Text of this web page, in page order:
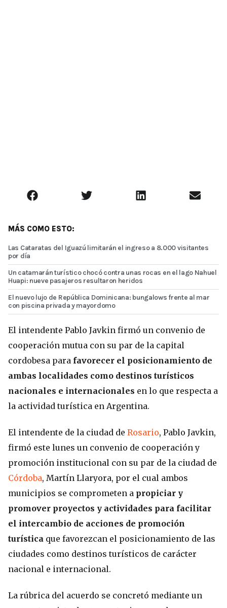
MÁS COMO ESTO:
Las Cataratas del Iguazú limitarán el ingreso a 8.000 visitantes
por día
Un catamarán turístico chocó contra unas rocas en el lago Nahuel
Huapi: nueve pasajeros resultaron heridos
El nuevo lujo de República Dominicana: bungalows frente al mar
con piscina privada y mayordomo
El intendente Pablo Javkin firmó un convenio de
cooperación mutua con su par de la capital
cordobesa para favorecer el posicionamiento de
ambas localidades como destinos turísticos
nacionales e internacionales en lo que respecta a
la actividad turística en Argentina.
El intendente de la ciudad de Rosario, Pablo Javkin,
firmó este lunes un convenio de cooperación y
promoción institucional con su par de la ciudad de
Córdoba, Martín Llaryora, por el cual ambos
municipios se comprometen a propiciar y
promover proyectos y actividades para facilitar
el intercambio de acciones de promoción
turística que favorezcan el posicionamiento de las
ciudades como destinos turísticos de carácter
nacional e internacional.
La rúbrica del acuerdo se concretó mediante un